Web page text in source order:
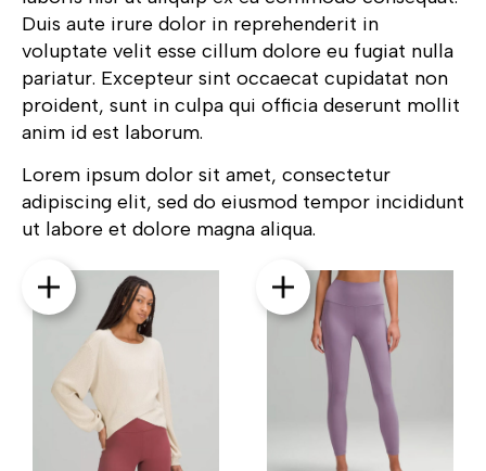
Duis aute irure dolor in reprehenderit in
voluptate velit esse cillum dolore eu fugiat nulla
pariatur. Excepteur sint occaecat cupidatat non
proident, sunt in culpa qui officia deserunt mollit
anim id est laborum.
Lorem ipsum dolor sit amet, consectetur
adipiscing elit, sed do eiusmod tempor incididunt
ut labore et dolore magna aliqua.